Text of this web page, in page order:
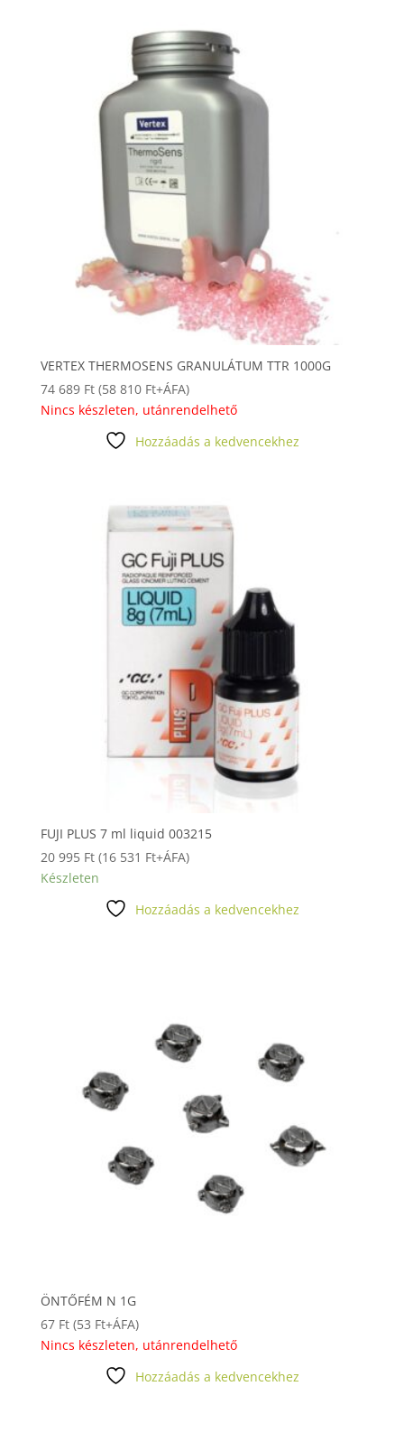
VERTEX THERMOSENS GRANULÁTUM TTR 1000G
74 689 Ft (58 810 Ft+ÁFA)
Nincs készleten, utánrendelhető
Hozzáadás a kedvencekhez
FUJI PLUS 7 ml liquid 003215
20 995 Ft (16 531 Ft+ÁFA)
Készleten
Hozzáadás a kedvencekhez
ÖNTŐFÉM N 1G
67 Ft (53 Ft+ÁFA)
Nincs készleten, utánrendelhető
Hozzáadás a kedvencekhez